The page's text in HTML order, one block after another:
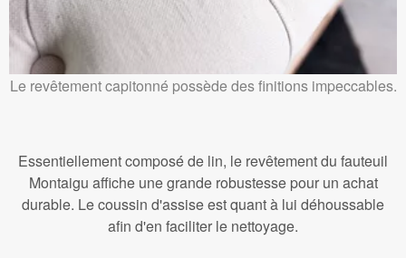
Le revêtement capitonné possède des finitions impeccables.
Essentiellement composé de lin, le revêtement du fauteuil
Montaigu affiche une grande robustesse pour un achat
durable. Le coussin d'assise est quant à lui déhoussable
afin d'en faciliter le nettoyage.